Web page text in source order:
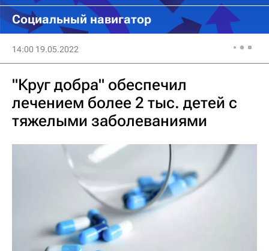
Социальный навигатор
14:00 19.05.2022
"Круг добра" обеспечил
лечением более 2 тыс. детей с
тяжелыми заболеваниями